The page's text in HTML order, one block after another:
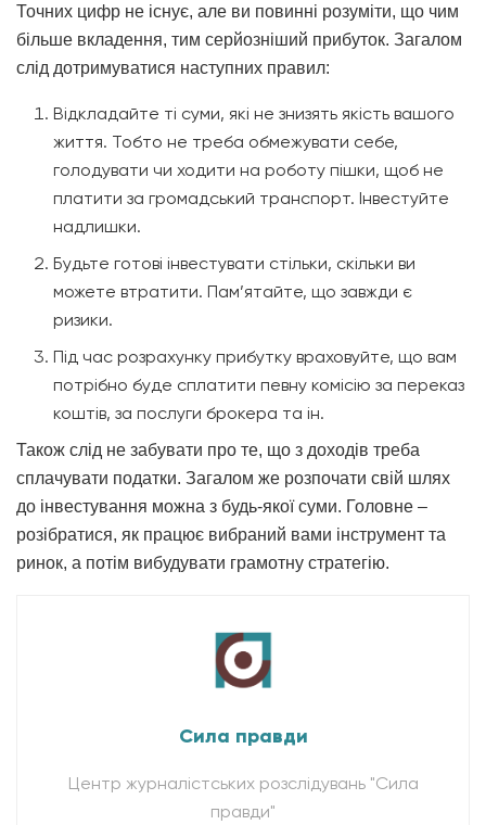
Точних цифр не існує, але ви повинні розуміти, що чим
більше вкладення, тим серйозніший прибуток. Загалом
слід дотримуватися наступних правил:
Відкладайте ті суми, які не знизять якість вашого
життя. Тобто не треба обмежувати себе,
голодувати чи ходити на роботу пішки, щоб не
платити за громадський транспорт. Інвестуйте
надлишки.
Будьте готові інвестувати стільки, скільки ви
можете втратити. Пам’ятайте, що завжди є
ризики.
Під час розрахунку прибутку враховуйте, що вам
потрібно буде сплатити певну комісію за переказ
коштів, за послуги брокера та ін.
Також слід не забувати про те, що з доходів треба
сплачувати податки. Загалом же розпочати свій шлях
до інвестування можна з будь-якої суми. Головне –
розібратися, як працює вибраний вами інструмент та
ринок, а потім вибудувати грамотну стратегію.
Сила правди
Центр журналістських розслідувань "Сила
правди"